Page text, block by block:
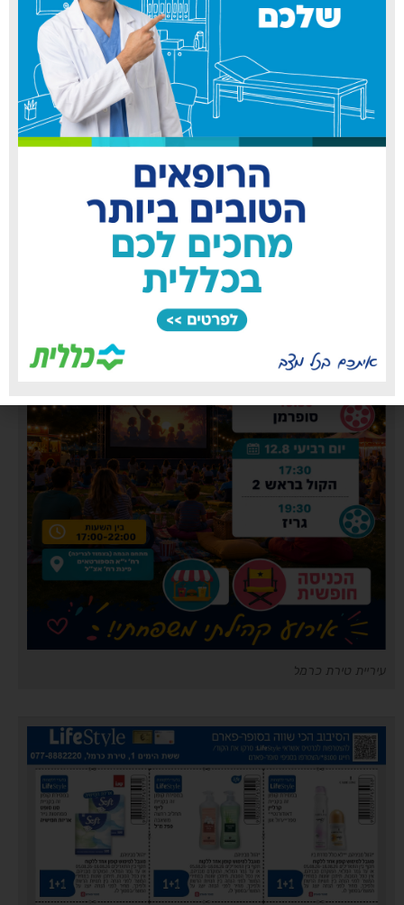
סופר פארם טירת כרמל
עיריית טירת כרמל